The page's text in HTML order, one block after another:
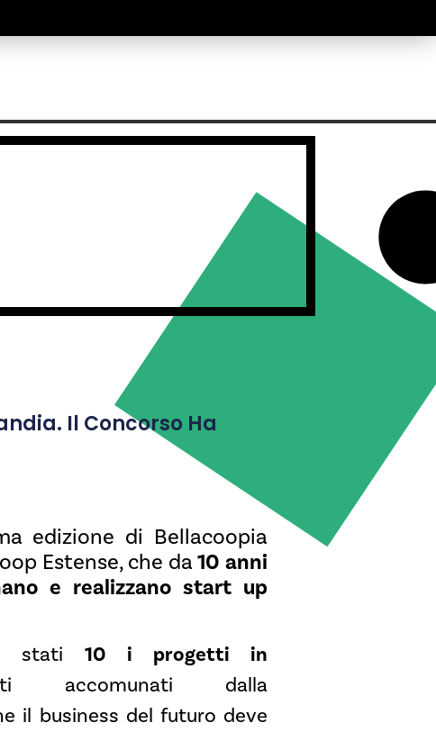
Il Concorso Ha
edizione di Bellacoopia
Estense, che da10 anni
e realizzano start up
stati 10 i progetti in
accomunati dalla
il business del futuro deve